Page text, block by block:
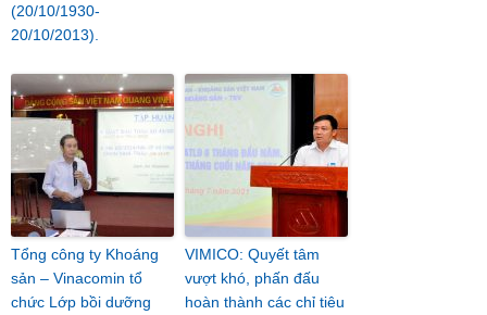
(20/10/1930-
20/10/2013).
Tổng công ty Khoáng
sản – Vinacomin tổ
chức Lớp bồi dưỡng
VIMICO: Quyết tâm
vượt khó, phấn đấu
hoàn thành các chỉ tiêu